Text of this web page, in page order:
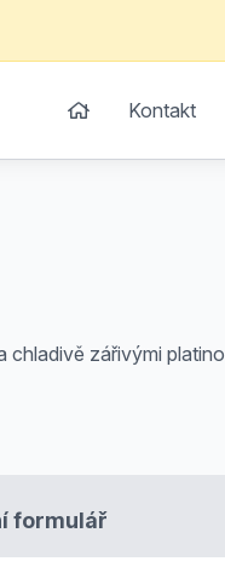
Kontakt
chladivě zářivými
formulář